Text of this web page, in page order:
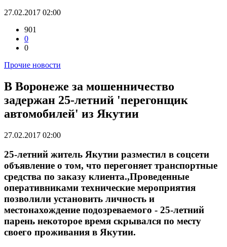
27.02.2017 02:00
901
0
0
Прочие новости
В Воронеже за мошенничество
задержан 25-летний 'перегонщик
автомобилей' из Якутии
27.02.2017 02:00
25-летний житель Якутии разместил в соцсети
объявление о том, что перегоняет транспортные
средства по заказу клиента.,Проведенные
оперативниками технические мероприятия
позволили установить личность и
местонахождение подозреваемого - 25-летний
парень некоторое время скрывался по месту
своего проживания в Якутии.